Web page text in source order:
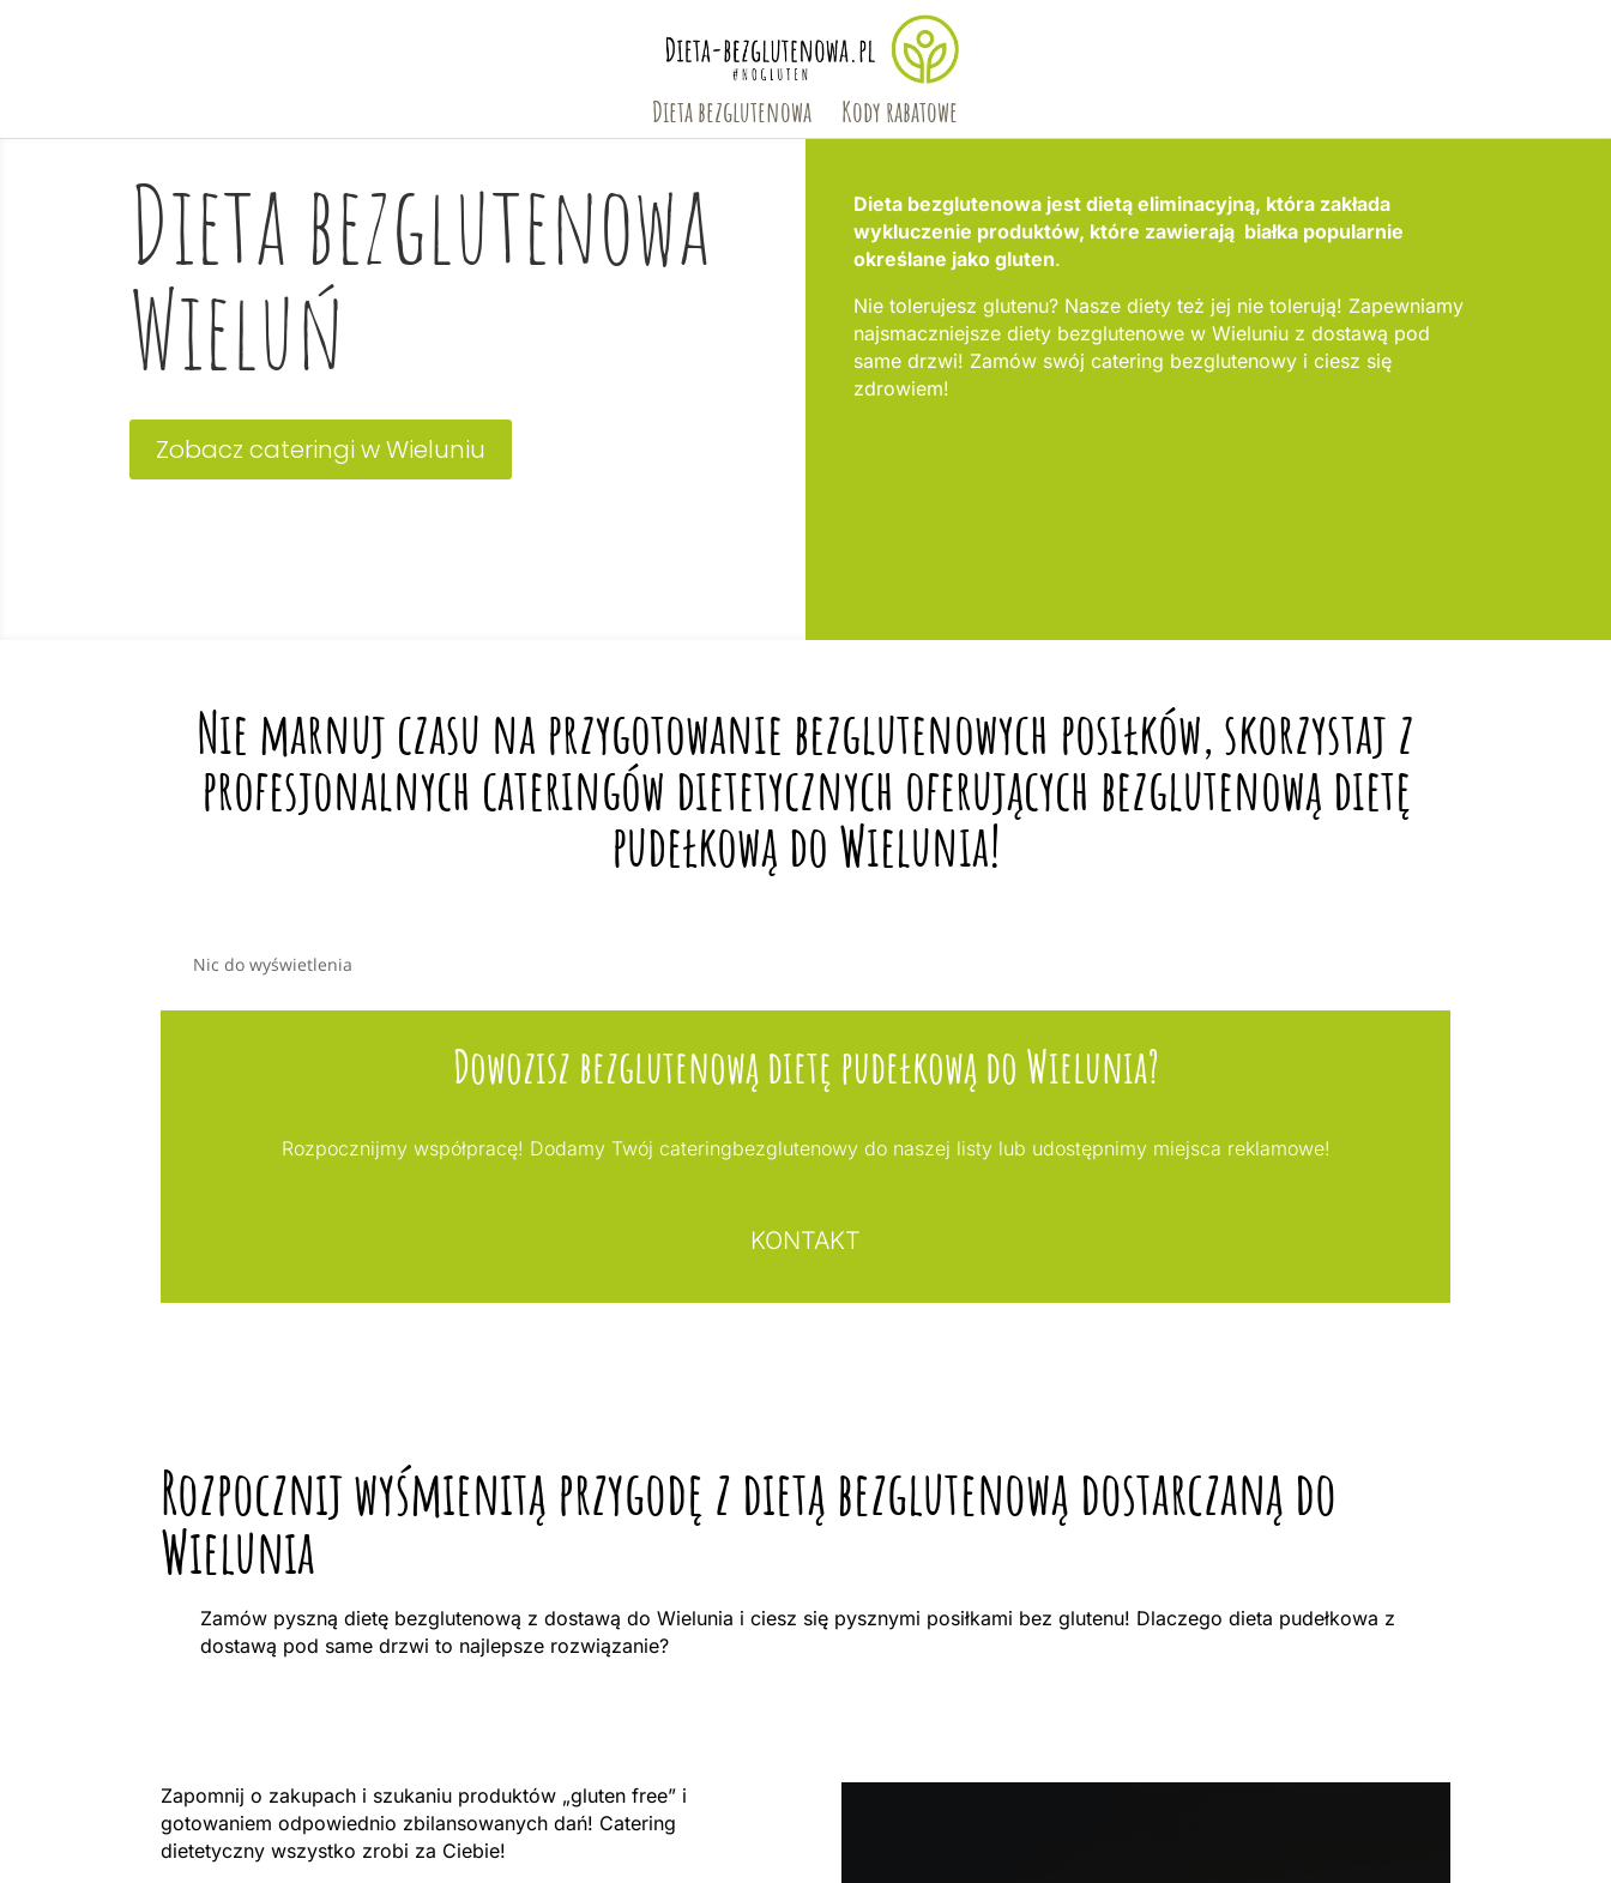
Dieta bezglutenowa Kody rabatowe
Dieta bezglutenowa
Wieluń
Zobacz cateringi w Wieluniu
Dieta bezglutenowa jest dietą eliminacyjną, która zakłada
wykluczenie produktów, które zawierają białka popularnie
określane jako gluten.
Nie tolerujesz glutenu? Nasze diety też jej nie tolerują! Zapewniamy
najsmaczniejsze diety bezglutenowe w Wieluniu z dostawą pod
same drzwi! Zamów swój catering bezglutenowy i ciesz się
zdrowiem!
Nie marnuj czasu na przygotowanie bezglutenowych posiłków, skorzystaj z
profesjonalnych cateringów dietetycznych oferujących bezglutenową dietę
pudełkową do Wielunia!
Nic do wyświetlenia
Dowozisz bezglutenową dietę pudełkową do Wielunia?
Rozpocznijmy współpracę! Dodamy Twój cateringbezglutenowy do naszej listy lub udostępnimy miejsca reklamowe!
KONTAKT
Rozpocznij wyśmienitą przygodę z dietą bezglutenową dostarczaną do
Wielunia
Zamów pyszną dietę bezglutenową z dostawą do Wielunia i ciesz się pysznymi posiłkami bez glutenu! Dlaczego dieta pudełkowa z
dostawą pod same drzwi to najlepsze rozwiązanie?
Zapomnij o zakupach i szukaniu produktów „gluten free” i
gotowaniem odpowiednio zbilansowanych dań! Catering
dietetyczny wszystko zrobi za Ciebie!